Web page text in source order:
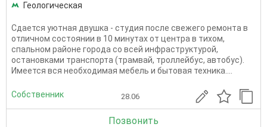
Геологическая
Сдается уютная двушка - студия после свежего ремонта в
отличном состоянии в 10 минутах от центра в тихом,
спальном районе города со всей инфраструктурой,
остановками транспорта (трамвай, троллейбус, автобус).
Имеется вся необходимая мебель и бытовая техника....
Собственник 28.06
Позвонить